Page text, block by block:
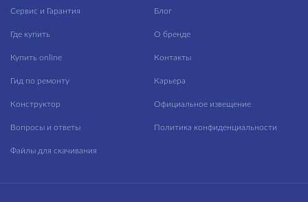
Сервис и Гарантия
Где купить
Купить online
Гид по ремонту
Конструктор
Вопросы и ответы
Файлы для скачивания
Блог
О бренде
Контакты
Карьера
Официальное извещение
Политика конфиденциальности